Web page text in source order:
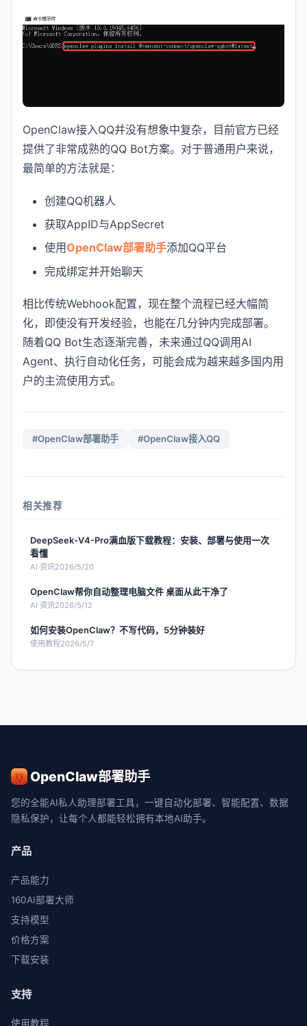
OpenClaw接入QQ并没有想象中复杂，目前官方已经
提供了非常成熟的QQ Bot方案。对于普通用户来说，
最简单的方法就是：
创建QQ机器人
获取AppID与AppSecret
使用OpenClaw部署助手添加QQ平台
完成绑定并开始聊天
相比传统Webhook配置，现在整个流程已经大幅简
化，即使没有开发经验，也能在几分钟内完成部署。
随着QQ Bot生态逐渐完善，未来通过QQ调用AI
Agent、执行自动化任务，可能会成为越来越多国内用
户的主流使用方式。
#OpenClaw部署助手 #OpenClaw接入QQ
相关推荐
DeepSeek-V4-Pro满血版下载教程：安装、部署与使用一次
看懂
AI 资讯2026/5/20
OpenClaw帮你自动整理电脑文件 桌面从此干净了
AI 资讯2026/5/12
如何安装OpenClaw？不写代码，5分钟装好
使用教程2026/5/7
OpenClaw部署助手
您的全能AI私人助理部署工具，一键自动化部署、智能配置、数据
隐私保护，让每个人都能轻松拥有本地AI助手。
产品
产品能力
160AI部署大师
支持模型
价格方案
下载安装
支持
使用教程